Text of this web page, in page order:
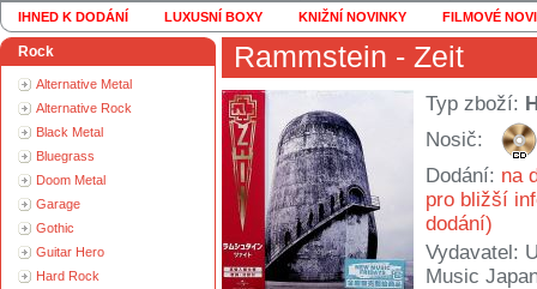
IHNED K DODÁNÍ LUXUSNÍ BOXY KNIŽNÍ NOVINKY FILMOVÉ
Rock
Alternative Metal
Alternative Rock
Black Metal
Bluegrass
Doom Metal
Garage
Gothic
Guitar Hero
Hard Rock
Rammstein - Zeit
Typ zboží:
Nosič:
Dodání: na
pro bližší
dodání)
Vydavatel:
Music